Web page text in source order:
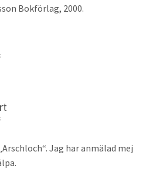
Bokförlag, 2000.
Jag har anmälad mej